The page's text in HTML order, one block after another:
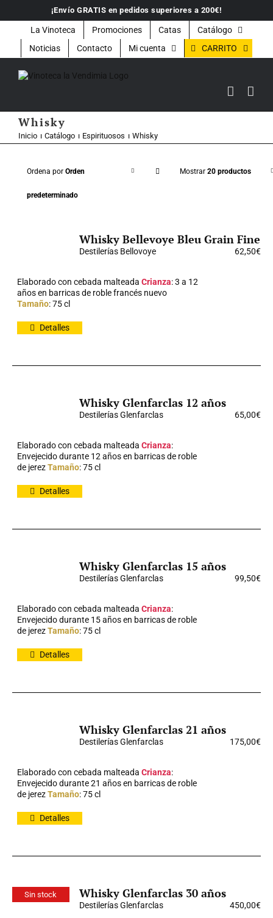
contenido
¡Envío GRATIS en pedidos superiores a 200€!
La Vinoteca Promociones Catas
Catálogo
Noticias
Contacto Mi cuenta CARRITO
Whisky
Inicio Catálogo Espirituosos Whisky
Ordena por Orden
predeterminado
Mostrar 20 productos
Whisky Bellevoye Bleu Grain Fine
Destilerías Bellovoye 62,50€
Elaborado con cebada malteadaCrianza: 3 a 12
años en barricas de roble francés nuevo
Tamaño: 75 cl
Detalles
Whisky Glenfarclas 12 años
Destilerías Glenfarclas 65,00€
Elaborado con cebada malteadaCrianza:
Envejecido durante 12 años en barricas de roble
de jerezTamaño: 75 cl
Detalles
Whisky Glenfarclas 15 años
Destilerías Glenfarclas 99,50€
Elaborado con cebada malteadaCrianza:
Envejecido durante 15 años en barricas de roble
de jerezTamaño: 75 cl
Detalles
Whisky Glenfarclas 21 años
Destilerías Glenfarclas 175,00€
Elaborado con cebada malteadaCrianza:
Envejecido durante 21 años en barricas de roble
de jerezTamaño: 75 cl
Detalles
Sin stock Whisky Glenfarclas 30 años
Destilerías Glenfarclas 450,00€